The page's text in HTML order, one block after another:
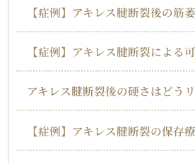
【症例】アキレス腱断裂後の筋
【症例】アキレス腱断裂による
アキレス腱断裂後の硬さはどう
【症例】アキレス腱断裂の保存